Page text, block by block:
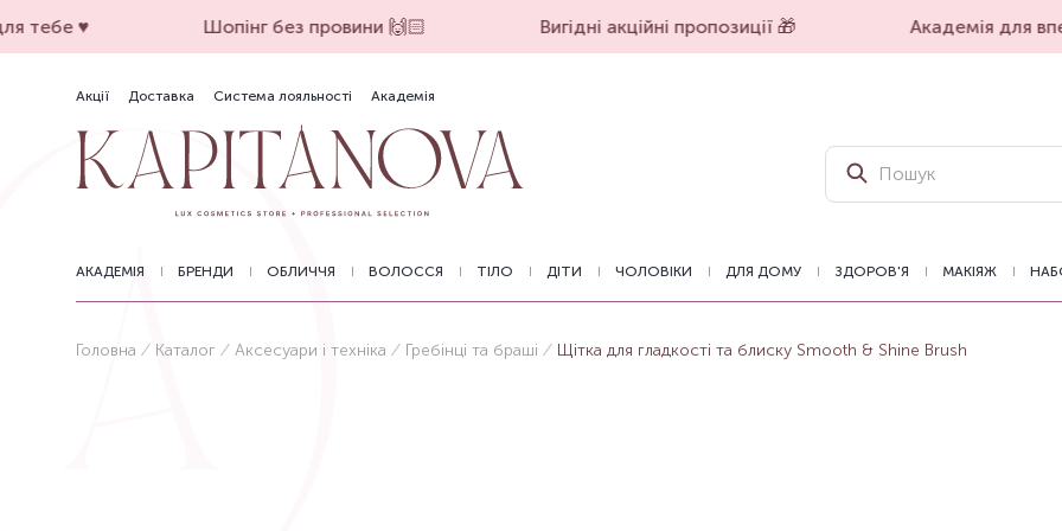
тебе ♥️ Шопінг без провини 🙌🏻 Вигідні акційні пропозиції 🎁 Академія для
Акції Доставка Система лояльності Академія
АКАДЕМІЯ БРЕНДИ ОБЛИЧЧЯ ВОЛОССЯ ТІЛО ДІТИ ЧОЛОВІКИ ДЛЯ ДОМУ ЗДОРОВ'Я МАКІЯЖ
Головна Каталог Аксесуари і техніка Гребінці та браші Щітка для гладкості та блиску Smooth & Shine Brush